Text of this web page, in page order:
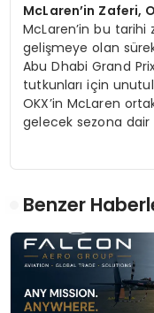
McLaren’in Zaferi,
McLaren’in bu tarihi
gelişmeye olan
Abu Dhabi Grand
tutkunları için
OKX’in McLaren
gelecek sezona
Benzer